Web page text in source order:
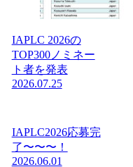
IAPLC 2026の
TOP300ノミネー
ト者を発表
2026.07.25
IAPLC2026応募完
了〜〜〜！
2026.06.01